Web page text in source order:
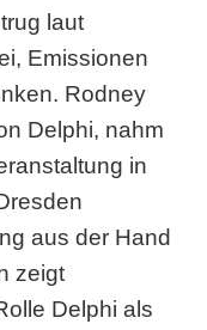
laut
Emissionen
Rodney
Delphi, nahm
in
aus der Hand
zeigt
Delphi als